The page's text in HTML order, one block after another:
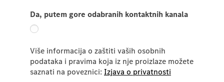
Da, putem gore odabranih kontaktnih kanala
Više informacija o zaštiti vaših osobnih
podataka i pravima koja iz nje proizlaze možete
saznati na poveznici: Izjava o privatnosti